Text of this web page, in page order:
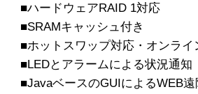
■ハードウェアRAID 1対応
■SRAMキャッシュ付き
■ホットスワップ対応・オンラ
■LEDとアラームによる状況通知
■JavaベースのGUIによるWEB